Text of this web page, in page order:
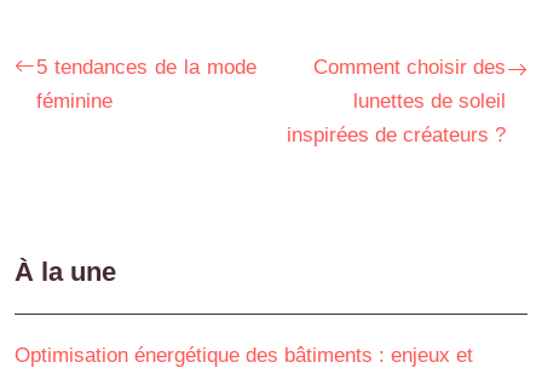
5 tendances de la mode
féminine
Comment choisir des
lunettes de soleil
inspirées de créateurs ?
À la une
Optimisation énergétique des bâtiments : enjeux et